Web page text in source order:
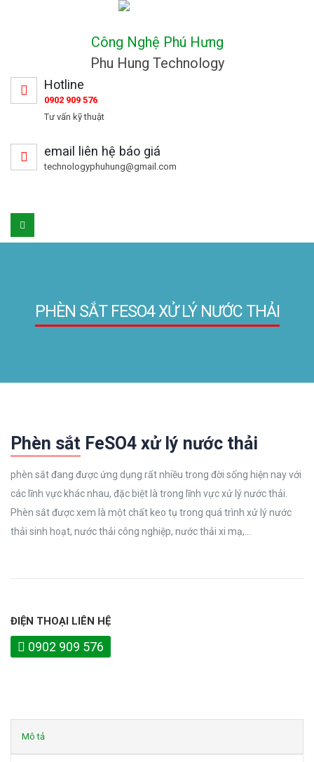
Công Nghệ Phú Hưng
Phu Hung Technology
Hotline
0902 909 576
Tư vấn kỹ thuật
email liên hệ báo giá
technologyphuhung@gmail.com
PHÈN SẮT FESO4 XỬ LÝ NƯỚC THẢI
Phèn sắt FeSO4 xử lý nước thải
phèn sắt đang được ứng dụng rất nhiều trong đời sống hiện nay với
các lĩnh vực khác nhau, đặc biệt là trong lĩnh vực xử lý nước thải.
Phèn sắt được xem là một chất keo tụ trong quá trình xử lý nước
thải sinh hoạt, nước thải công nghiệp, nước thải xi mạ,…
ĐIỆN THOẠI LIÊN HỆ
0902 909 576
Mô tả